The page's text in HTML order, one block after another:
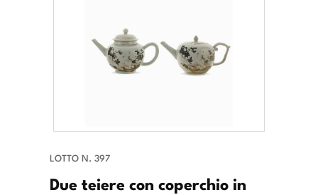
LOTTO N. 397
Due teiere con coperchio in